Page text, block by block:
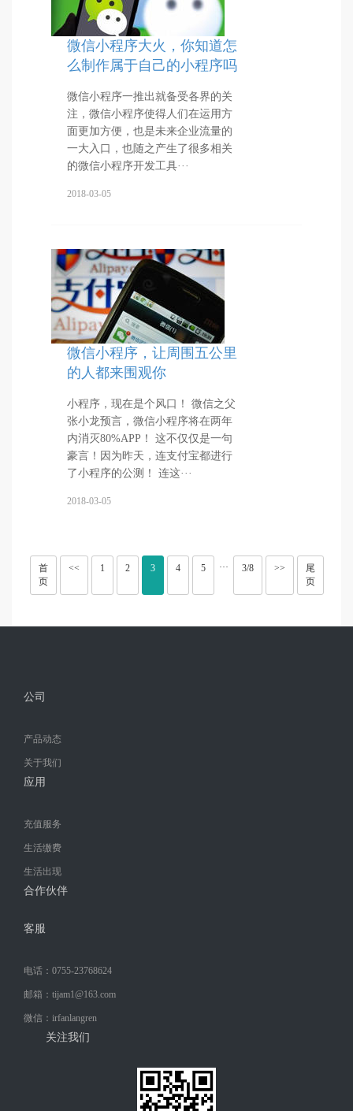
微信小程序大火，你知道怎
么制作属于自己的小程序吗
微信小程序一推出就备受各界的关
注，微信小程序使得人们在运用方
面更加方便，也是未来企业流量的
一大入口，也随之产生了很多相关
的微信小程序开发工具···
2018-03-05
微信小程序，让周围五公里
的人都来围观你
小程序，现在是个风口！ 微信之父
张小龙预言，微信小程序将在两年
内消灭80%APP！ 这不仅仅是一句
豪言！因为昨天，连支付宝都进行
了小程序的公测！ 连这···
2018-03-05
首
页
<< 1 2 3 4 5 ··· 3/8 >>
尾
页
公司
产品动态
关于我们
应用
充值服务
生活缴费
生活出现
合作伙伴
客服
电话：0755-23768624
邮箱：tijam1@163.com
微信：irfanlangren
关注我们